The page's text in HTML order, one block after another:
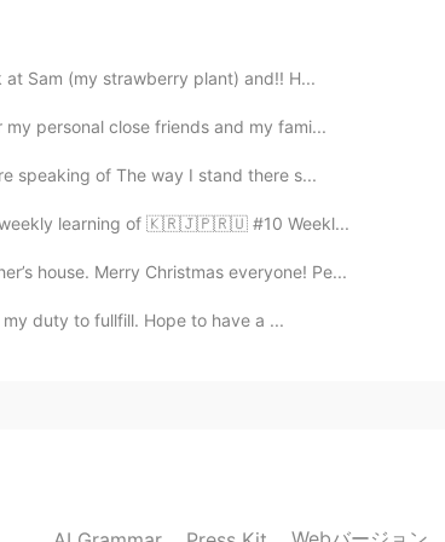
Sam (my strawberry plant) and!! H...
personal close friends and my fami...
speaking of The way I stand there s...
weekly learning of 🇰🇷🇯🇵🇷🇺 #10 Weekl...
house. Merry Christmas everyone! Pe...
duty to fullfill. Hope to have a ...